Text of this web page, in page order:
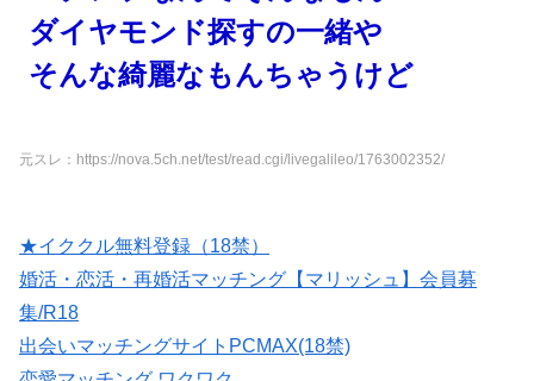
ダイヤモンド探すの一緒や
そんな綺麗なもんちゃうけど
元スレ：https://nova.5ch.net/test/read.cgi/livegalileo/1763002352/
★イククル無料登録（18禁）
婚活・恋活・再婚活マッチング【マリッシュ】会員募
集/R18
出会いマッチングサイトPCMAX(18禁)